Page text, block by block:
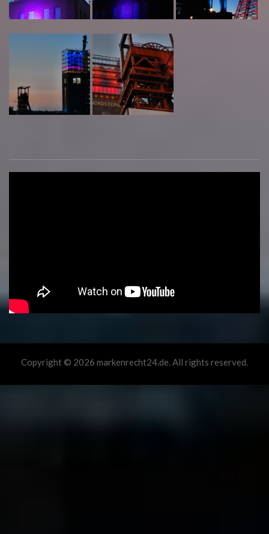
Copyright © 2026 markenrecht24.de. All rights reserved.